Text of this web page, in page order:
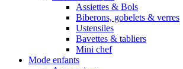
Assiettes & Bols
Biberons, gobelets & verres
Ustensiles
Bavettes & tabliers
Mini chef
Mode enfants